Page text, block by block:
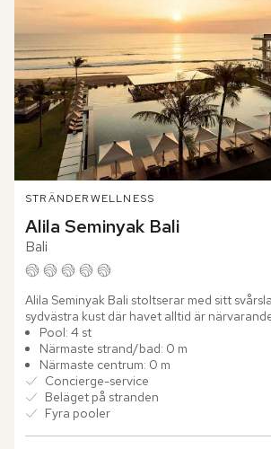
STRÄNDERWELLNESS
Alila Seminyak Bali
Bali
Alila Seminyak Bali stoltserar med sitt
sydvästra kust där havet alltid är
du på Indiska oceanens hänförande
Pool: 4 st
Närmaste strand/bad: 0 m
Närmaste centrum: 0 m
Concierge-service
Beläget på stranden
Fyra pooler